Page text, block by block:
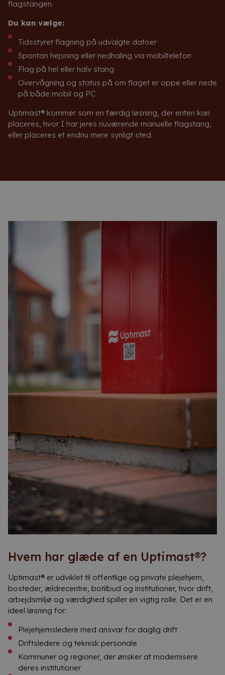
flagstangen.
Du kan vælge:
Tidsstyret flagning på udvalgte datoer
Spontan hejsning eller nedhaling via mobiltelefon
Flag på hel eller halv stang
Overvågning og status på om flaget er oppe eller nede
på både mobil og PC
Uptimast® kommer som en færdig løsning, der enten kan
placeres, hvor I har jeres nuværende manuelle flagstang,
eller placeres et endnu mere synligt sted.
Hvem har glæde af en Uptimast®?
Uptimast® er udviklet til offentlige og private plejehjem,
bosteder, ældrecentre, botilbud og institutioner, hvor drift,
arbejdsmiljø og værdighed spiller en vigtig rolle. Det er en
ideel løsning for:
Plejehjemsledere med ansvar for daglig drift
Driftsledere og teknisk personale
Kommuner og regioner, der ønsker at modernisere
deres institutioner